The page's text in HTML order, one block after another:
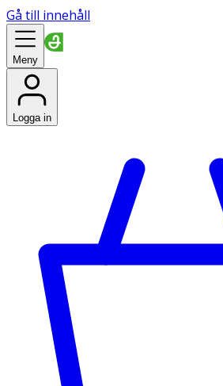
Gå till innehåll
Meny
Logga in